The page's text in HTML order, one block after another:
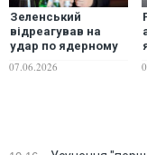
Зеленський
відреагував на
удар по ядерному
сховищу
07.06.2026